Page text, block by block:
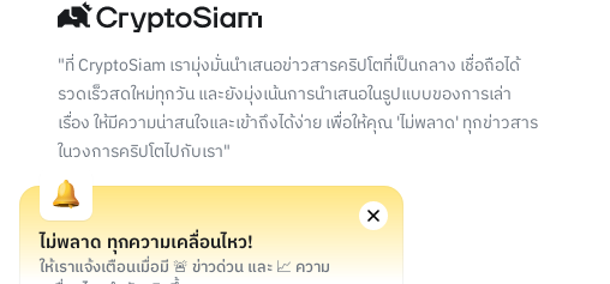
"ที่ CryptoSiam เรามุ่งมั่นนำเสนอข่าวสารคริปโตที่เป็นกลาง เชื่อถือได้
รวดเร็วสดใหม่ทุกวัน และยังมุ่งเน้นการนำเสนอในรูปแบบของการเล่า
เรื่อง ให้มีความน่าสนใจและเข้าถึงได้ง่าย เพื่อให้คุณ 'ไม่พลาด' ทุกข่าวสาร
ในวงการคริปโตไปกับเรา"
ไม่พลาด ทุกความเคลื่อนไหว!
ให้เราแจ้งเตือนเมื่อมี 🚨 ข่าวด่วน และ 📈 ความ